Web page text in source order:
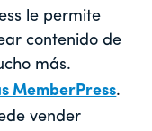
le permite
contenido de
más.
MemberPress.
vender